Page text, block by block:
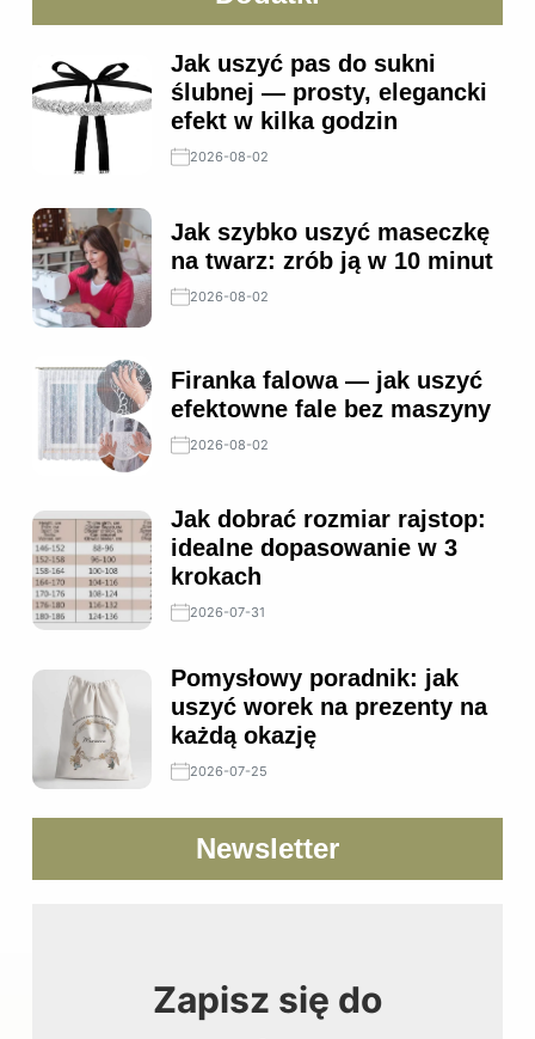
Jak uszyć pas do sukni
ślubnej — prosty, elegancki
efekt w kilka godzin
2026-08-02
Jak szybko uszyć maseczkę
na twarz: zrób ją w 10 minut
2026-08-02
Firanka falowa — jak uszyć
efektowne fale bez maszyny
2026-08-02
Jak dobrać rozmiar rajstop:
idealne dopasowanie w 3
krokach
2026-07-31
Pomysłowy poradnik: jak
uszyć worek na prezenty na
każdą okazję
2026-07-25
Newsletter
Zapisz się do